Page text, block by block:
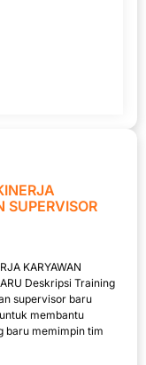
SUPERVISOR
KARYAWAN
Deskripsi Training
supervisor baru
membantu
baru memimpin tim